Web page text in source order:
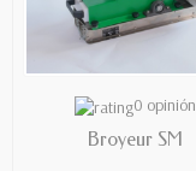
PREORDER
0 opinión
Broyeur SM